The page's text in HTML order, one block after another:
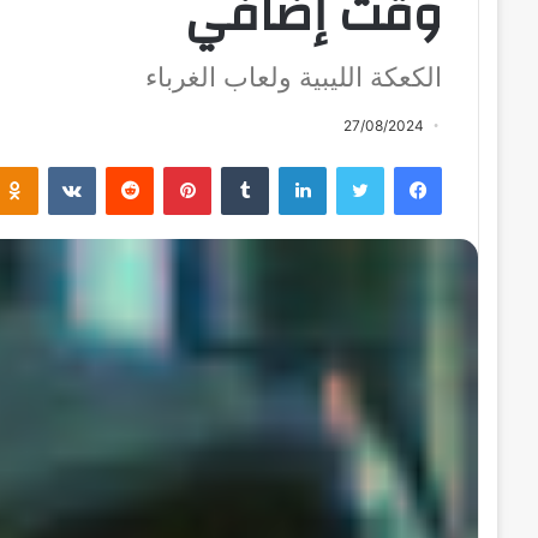
الكعكة الليبية ولعاب الغرباء
27/08/2024
فيسبوك تويتر لينكدإن ‏Tumblr بينتيريست
‏Reddit
‏VKontakte